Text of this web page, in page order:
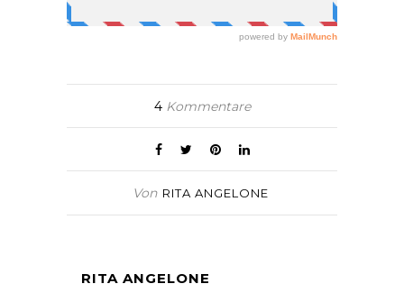
4Kommentare
Von RITA ANGELONE
RITA ANGELONE